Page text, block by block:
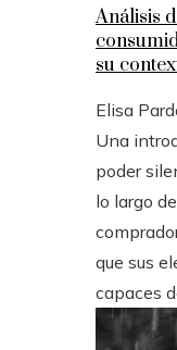
Análisis
su
Elisa
Una
poder
lo largo
que sus
capaces